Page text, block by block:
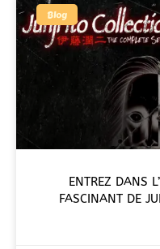
Blog
ENTREZ DANS
FASCINANT DE